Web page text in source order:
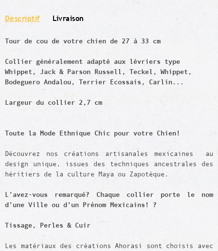
Descriptif Livraison
Tour de cou de votre chien de 27 à 33 cm
Collier généralement adapté aux lévriers type
Whippet, Jack & Parson Russell, Teckel, Whippet,
Bodeguero Andalou, Terrier Ecossais, Carlin...
Largeur du collier 2,7 cm
Toute la Mode Ethnique Chic pour votre Chien!
Découvrez nos créations artisanales mexicaines au
design unique, issues des techniques ancestrales des
héritiers de la culture Maya ou Zapotèque.
L’avez-vous remarqué? Chaque collier porte le nom
d’une Ville ou d'un Prénom Mexicains! ?
Tissage, Perles & Cuir
Les matériaux des créations Ahorasi sont choisis avec